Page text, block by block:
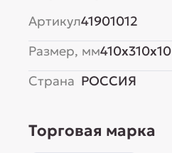
Артикул41901012
Размер, мм410x310x10
Страна РОССИЯ
Торговая марка